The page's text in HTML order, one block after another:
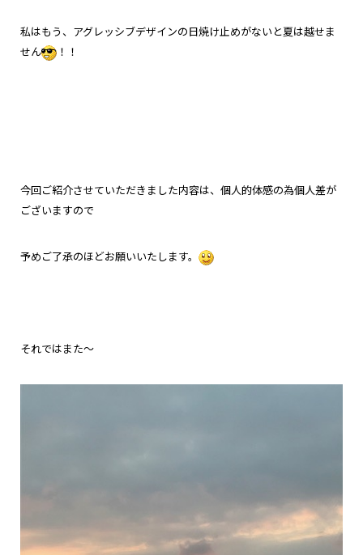
私はもう、アグレッシブデザインの日焼け止めがないと夏は越せま
せん
！！
今回ご紹介させていただきました内容は、個人的体感の為個人差が
ございますので
予めご了承のほどお願いいたします。
それではまた～